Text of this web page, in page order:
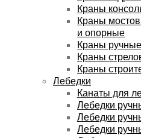
Краны
Краны
и опорные
Краны
Краны
Краны
Лебедки
Канаты для
Лебедки
Лебедки
Лебедки